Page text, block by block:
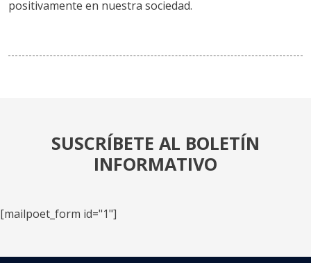
positivamente en nuestra sociedad.
SUSCRÍBETE AL BOLETÍN
INFORMATIVO
[mailpoet_form id="1"]